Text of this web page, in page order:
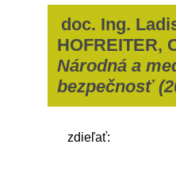
doc. Ing.
HOFREITER,
Národná a
bezpečnosť
zdieľať: